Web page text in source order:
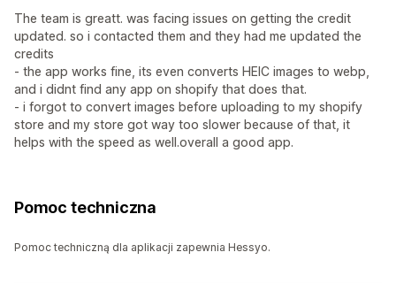
The team is greatt. was facing issues on getting the credit
updated. so i contacted them and they had me updated the
credits
- the app works fine, its even converts HEIC images to webp,
and i didnt find any app on shopify that does that.
- i forgot to convert images before uploading to my shopify
store and my store got way too slower because of that, it
helps with the speed as well.overall a good app.
Pomoc techniczna
Pomoc techniczną dla aplikacji zapewnia Hessyo.